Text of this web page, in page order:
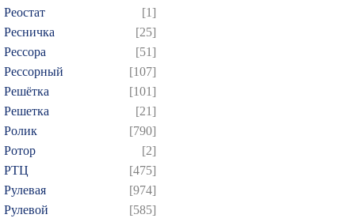
Реостат
[1]
Ресничка
[25]
Рессора
[51]
Рессорный
[107]
Решётка
[101]
Решетка
[21]
Ролик
[790]
Ротор
[2]
РТЦ
[475]
Рулевая
[974]
Рулевой
[585]